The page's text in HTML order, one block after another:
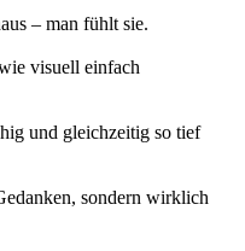
– man fühlt sie.
visuell einfach
und gleichzeitig so tief
sondern wirklich